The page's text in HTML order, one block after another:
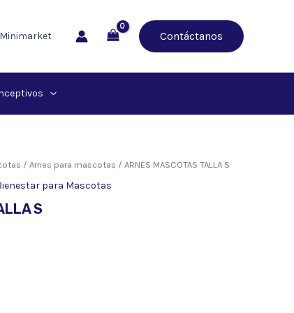
Minimarket Contáctanos
/ Arnes para mascotas / ARNES MASCOTAS TALLA S
para Mascotas
S